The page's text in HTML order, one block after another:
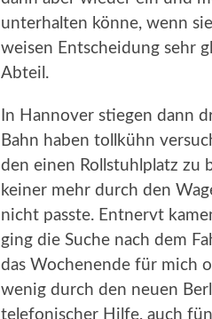
unterhalten könne, wenn
weisen Entscheidung sehr
Abteil.
In Hannover stiegen dann
Bahn haben tollkühn
den einen Rollstuhlplatz zu
keiner mehr durch den
nicht passte. Entnervt
ging die Suche nach dem
das Wochenende für mich
wenig durch den neuen
telefonischer Hilfe, auch